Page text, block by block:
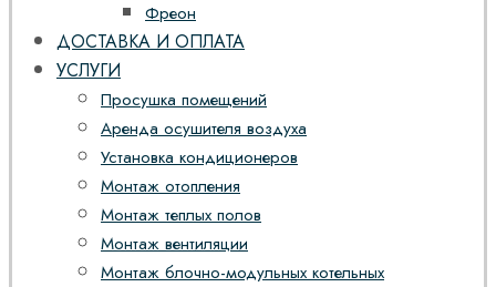
Фреон
ДОСТАВКА И ОПЛАТА
УСЛУГИ
Просушка помещений
Аренда осушителя воздуха
Установка кондиционеров
Монтаж отопления
Монтаж теплых полов
Монтаж вентиляции
Монтаж блочно-модульных котельных